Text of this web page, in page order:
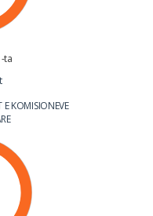
ta
E KOMISIONEVE